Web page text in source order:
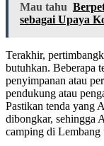
Mau tahu
sebagai Upaya
Terakhir,
butuhkan. Beberapa
penyimpanan atau
pendukung atau
Pastikan tenda yang
dibongkar, sehingga
camping di Lembang